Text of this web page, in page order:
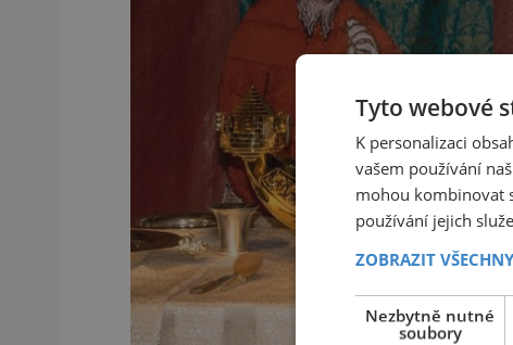
Tyto webové
K personalizaci
vašem používání
mohou kombinovat
používání jejich
ZOBRAZIT
Nezbytně nutné
soubory